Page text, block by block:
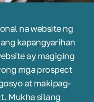
na website ng
kapangyarihan
ay magiging
mga prospect
at makipag-
Mukha silang